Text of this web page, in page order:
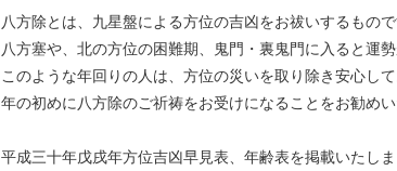
八方除とは、九星盤による方位の吉凶をお祓いするもので
八方塞や、北の方位の困難期、鬼門・裏鬼門に入ると運
このような年回りの人は、方位の災いを取り除き安心し
年の初めに八方除のご祈祷をお受けになることをお勧めい
平成三十年戊戌年方位吉凶早見表、年齢表を掲載いたし